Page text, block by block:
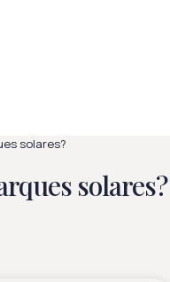
solares?
solares?